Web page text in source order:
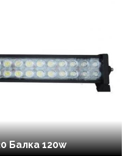
Балка 120w